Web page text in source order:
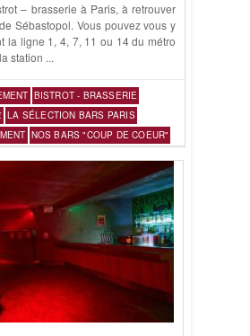
– brasserie à Paris, à retrouver
Sébastopol. Vous pouvez vous y
la ligne 1, 4, 7, 11 ou 14 du métro
station ...
BISTROT - BRASSERIE
LA SÉLECTION BARS PARIS
NOS BARS "COUP DE COEUR"